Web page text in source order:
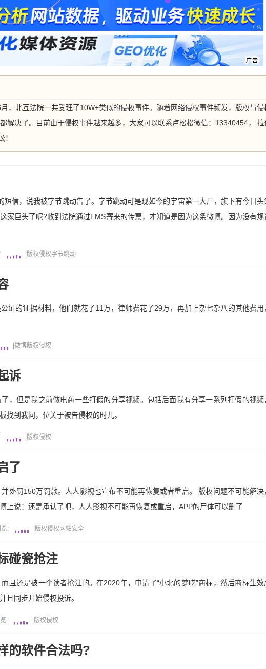
，北互法院一共受理了10W+类似的侵权事件。随着网络侵权事件频发，版权与侵
解决了。目前由于侵权事件越来越多，大家可以联系卢松松微信：13340454， 拉
！
信，说我被字节跳动告了。字节跳动可是现如今的宇宙第一大厂，旗下有今日头
家巨头了呢?收到法院通过EMS寄来的传票，才知道是因为这条微博。因为没有规
版权侵权字节跳动
证的证据材料，他们就花了11万，律师费花了29万，再加上杂七杂八的其他费用
微博版权侵权
诉
，但是我之前做电商一些打假的分享视频。包括后面我有分享一系列打假的视频
找到我问，位关于被告侵权的时儿。
版权侵权
了
处罚150万罚款。人人影视也宣布不可能再恢复或者重启。 版权问题不可能解决
上说：还是承认了吧，人人影视不可能再恢复或重启，APP的尸体可以删了
览: 版权侵权 网站安全
碰瓷抢注
且还是被一个读者抢注的。在2020年，申请了“小北的梦呓”商标，然后商标生效
且同步开始侵权投诉。
: 版权侵权
的软件合法吗?